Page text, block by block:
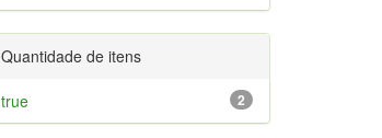
Quantidade de itens
2
true